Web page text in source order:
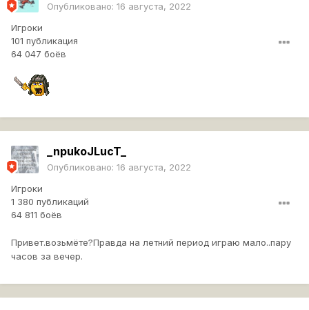
Опубликовано: 16 августа, 2022
Игроки
101 публикация
64 047 боёв
_npukoJLucT_
Опубликовано: 16 августа, 2022
Игроки
1 380 публикаций
64 811 боёв
Привет.возьмёте?Правда на летний период играю мало..пару
часов за вечер.